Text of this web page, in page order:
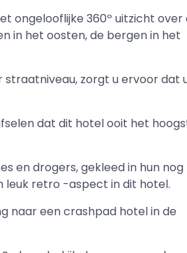
ongelooflijke 360º uitzicht over
in het oosten, de bergen in het
zorgt u ervoor dat
dat dit hotel ooit het
en drogers, gekleed in hun nog
leuk retro -aspect in dit hotel.
naar een crashpad hotel in de